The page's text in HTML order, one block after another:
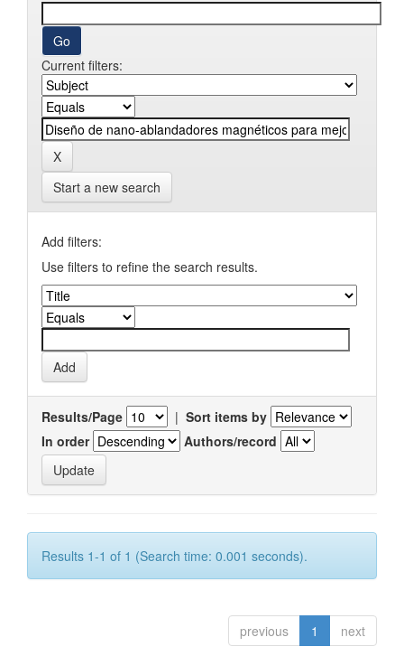
Current filters:
Start a new search
Add filters:
Use filters to refine the search results.
Results/Page | Sort items by
In order
Authors/record
Results 1-1 of 1 (Search time: 0.001 seconds).
previous 1 next